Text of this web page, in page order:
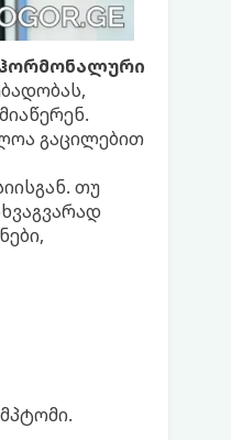
გაცილებით
თუ